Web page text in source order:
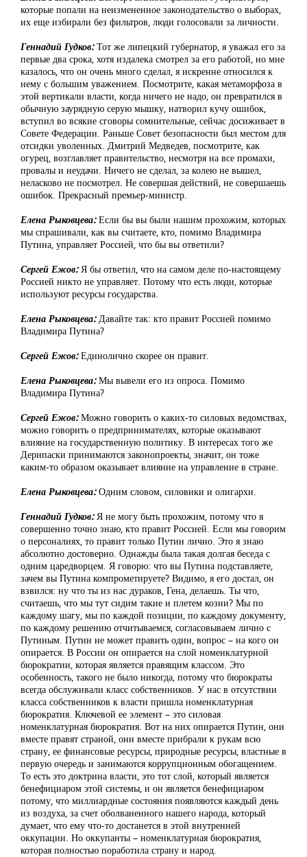
которые попали на неизмененное законодательство о выборах,
их еще избирали без фильтров, люди голосовали за личности.
Геннадий Гудков:Тот же липецкий губернатор, я уважал его за
первые два срока, хотя издалека смотрел за его работой, но мне
казалось, что он очень много сделал, я искренне относился к
нему с большим уважением. Посмотрите, какая метаморфоза в
этой вертикали власти, когда ничего не надо, он превратился в
обычную заурядную серую мышку, натворил кучу ошибок,
вступил во всякие сговоры сомнительные, сейчас досиживает в
Совете Федерации. Раньше Совет безопасности был местом для
отсидки уволенных. Дмитрий Медведев, посмотрите, как
огурец, возглавляет правительство, несмотря на все промахи,
провалы и неудачи. Ничего не сделал, за колею не вышел,
неласково не посмотрел. Не совершая действий, не совершаешь
ошибок. Прекрасный премьер-министр.
Елена Рыковцева:Если бы вы были нашим прохожим, которых
мы спрашивали, как вы считаете, кто, помимо Владимира
Путина, управляет Россией, что бы вы ответили?
Сергей Ежов:Я бы ответил, что на самом деле по-настоящему
Россией никто не управляет. Потому что есть люди, которые
используют ресурсы государства.
Елена Рыковцева:Давайте так: кто правит Россией помимо
Владимира Путина?
Сергей Ежов:Единолично скорее он правит.
Елена Рыковцева:Мы вывели его из опроса. Помимо
Владимира Путина?
Сергей Ежов:Можно говорить о каких-то силовых ведомствах,
можно говорить о предпринимателях, которые оказывают
влияние на государственную политику. В интересах того же
Дерипаски принимаются законопроекты, значит, он тоже
каким-то образом оказывает влияние на управление в стране.
Елена Рыковцева:Одним словом, силовики и олигархи.
Геннадий Гудков:Я не могу быть прохожим, потому что я
совершенно точно знаю, кто правит Россией. Если мы говорим
о персоналиях, то правит только Путин лично. Это я знаю
абсолютно достоверно. Однажды была такая долгая беседа с
одним царедворцем. Я говорю: что вы Путина подставляете,
зачем вы Путина компрометируете? Видимо, я его достал, он
взвился: ну что ты из нас дураков, Гена, делаешь. Ты что,
считаешь, что мы тут сидим такие и плетем козни? Мы по
каждому шагу, мы по каждой позиции, по каждому документу,
по каждому решению отчитываемся, согласовываем лично с
Путиным. Путин не может править один, вопрос – на кого он
опирается. В России он опирается на слой номенклатурной
бюрократии, которая является правящим классом. Это
особенность, такого не было никогда, потому что бюрократы
всегда обслуживали класс собственников. У нас в отсутствии
класса собственников к власти пришла номенклатурная
бюрократия. Ключевой ее элемент – это силовая
номенклатурная бюрократия. Вот на них опирается Путин, они
вместе правят страной, они вместе прибрали к рукам всю
страну, ее финансовые ресурсы, природные ресурсы, властные в
первую очередь и занимаются коррупционным обогащением.
То есть это доктрина власти, это тот слой, который является
бенефициаром этой системы, и он является бенефициаром
потому, что миллиардные состояния появляются каждый день
из воздуха, за счет оболваненного нашего народа, который
думает, что ему что-то достанется в этой внутренней
оккупации. Но оккупанты – номенклатурная бюрократия,
которая полностью поработила страну и народ.